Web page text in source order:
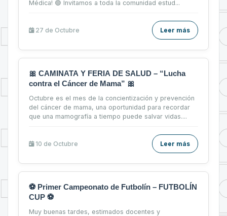
Médica! 🟢 Invitamos a toda la comunidad estud...
27 de Octubre Leer más
🎀 CAMINATA Y FERIA DE SALUD – “Lucha
contra el Cáncer de Mama” 🎀
Octubre es el mes de la concientización y prevención
del cáncer de mama, una oportunidad para recordar
que una mamografía a tiempo puede salvar vidas....
10 de Octubre Leer más
⚽ Primer Campeonato de Futbolín – FUTBOLÍN
CUP ⚽
Muy buenas tardes, estimados docentes y